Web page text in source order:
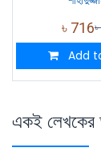
৳ 716৳
Add
একই